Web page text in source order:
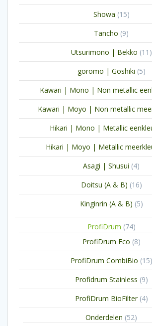
Showa 1515
Tancho 99
Utsurimono | Bekko 11 11
goromo | Goshiki 55
Kawari | Mono | Non metallic
Kawari | Moyo | Non metallic
Hikari | Mono | Metallic
Hikari | Moyo | Metallic
Asagi | Shusui 44
Doitsu (A & B) 1616
Kinginrin (A & B) 55
ProfiDrum 7474
ProfiDrum Eco 88
ProfiDrum CombiBio 1515
Profidrum Stainless 99
ProfiDrum BioFilter 44
Onderdelen 5252